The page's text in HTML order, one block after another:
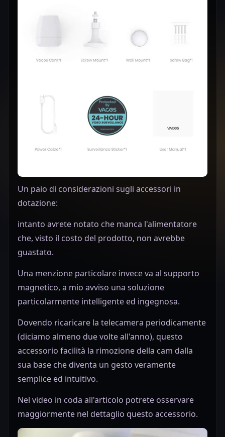
Un paio di considerazioni sugli accessori in
dotazione:
intanto avrete notato che manca l'alimentatore
che, visto il costo del prodotto, non avrebbe
guastato.
Una menzione particolare invece va al supporto
magnetico, a mio avviso una soluzione
particolarmente intelligente ed ingegnosa.
Dovendo ricaricare la telecamera periodicamente
(diciamo almeno due volte all'anno), questo
accessorio facilità la rimozione della cam dalla
sua base che diventa un gesto veramente
semplice ed intuitivo.
Nel video in coda all'articolo potrete osservare
maggiormente nel dettaglio questo accessorio.